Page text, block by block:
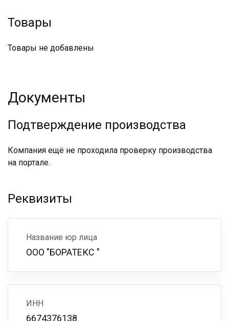
Товары
Товары не добавлены
Документы
Подтверждение производства
Компания ещё не проходила проверку производства
на портале.
Реквизиты
Название юр лица
ООО "БОРАТЕКС "
ИНН
6674376138